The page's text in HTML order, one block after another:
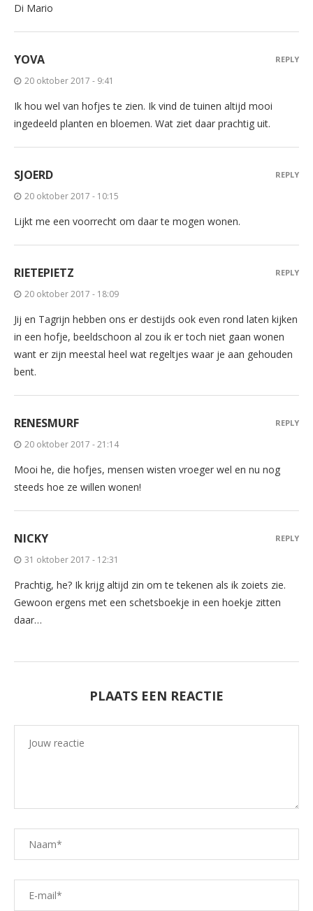
Di Mario
YOVA
20 oktober 2017 - 9:41
Ik hou wel van hofjes te zien. Ik vind de tuinen altijd mooi
ingedeeld planten en bloemen. Wat ziet daar prachtig uit.
REPLY
SJOERD
20 oktober 2017 - 10:15
Lijkt me een voorrecht om daar te mogen wonen.
REPLY
RIETEPIETZ
20 oktober 2017 - 18:09
Jij en Tagrijn hebben ons er destijds ook even rond laten kijken
in een hofje, beeldschoon al zou ik er toch niet gaan wonen
want er zijn meestal heel wat regeltjes waar je aan gehouden
bent.
REPLY
RENESMURF
20 oktober 2017 - 21:14
Mooi he, die hofjes, mensen wisten vroeger wel en nu nog
steeds hoe ze willen wonen!
REPLY
NICKY
31 oktober 2017 - 12:31
Prachtig, he? Ik krijg altijd zin om te tekenen als ik zoiets zie.
Gewoon ergens met een schetsboekje in een hoekje zitten
daar…
REPLY
PLAATS EEN REACTIE